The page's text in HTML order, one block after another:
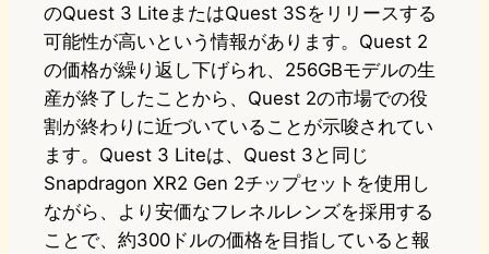
のQuest 3 LiteまたはQuest 3Sをリリースする
可能性が高いという情報があります。Quest 2
の価格が繰り返し下げられ、256GBモデルの生
産が終了したことから、Quest 2の市場での役
割が終わりに近づいていることが示唆されてい
ます。Quest 3 Liteは、Quest 3と同じ
Snapdragon XR2 Gen 2チップセットを使用し
ながら、より安価なフレネルレンズを採用する
ことで、約300ドルの価格を目指していると報